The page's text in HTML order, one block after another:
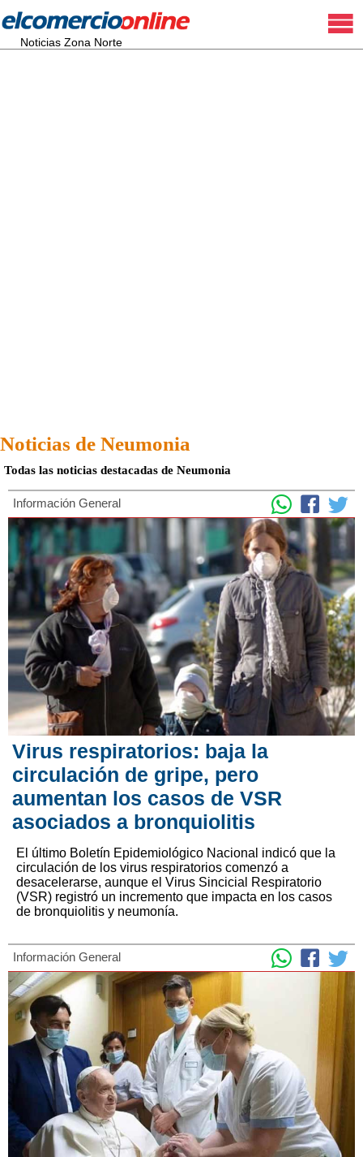
Noticias Zona Norte
Noticias de Neumonia
Todas las noticias destacadas de Neumonia
Información General
Virus respiratorios: baja la
circulación de gripe, pero
aumentan los casos de VSR
asociados a bronquiolitis
El último Boletín Epidemiológico Nacional indicó que la
circulación de los virus respiratorios comenzó a
desacelerarse, aunque el Virus Sincicial Respiratorio
(VSR) registró un incremento que impacta en los casos
de bronquiolitis y neumonía.
Información General